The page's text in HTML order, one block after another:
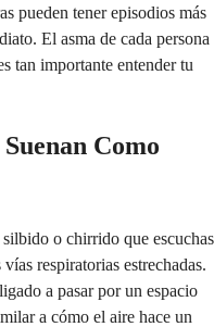
pueden tener episodios más
El asma de cada persona
tan importante entender tu
Como
o chirrido que escuchas
respiratorias estrechadas.
a pasar por un espacio
a cómo el aire hace un